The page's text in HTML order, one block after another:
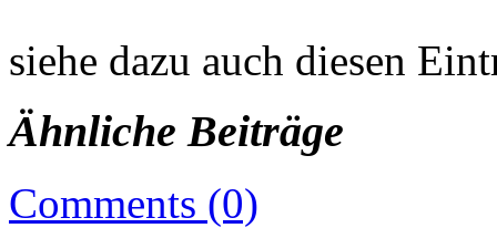
siehe dazu auch diesen
Ähnliche Beiträge
Comments (0)